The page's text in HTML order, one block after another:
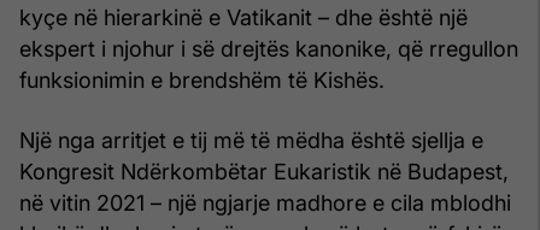
kyçe në hierarkinë e Vatikanit – dhe është një
ekspert i njohur i së drejtës kanonike, që rregullon
funksionimin e brendshëm të Kishës.
Një nga arritjet e tij më të mëdha është sjellja e
Kongresit Ndërkombëtar Eukaristik në Budapest,
në vitin 2021 – një ngjarje madhore e cila mblodhi